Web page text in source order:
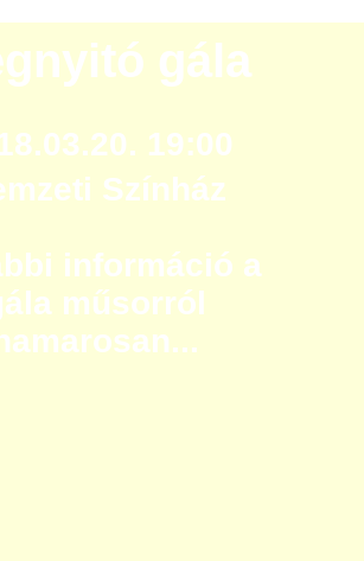
gála
19:00
Színház
információ a
műsorról